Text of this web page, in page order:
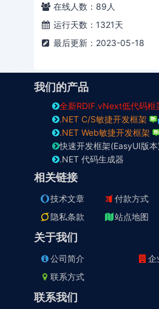
在线人数： 89 人
运行天数：1321天
最后更新：2023-05-18
我们的产品
全新RDIF.vNext低代码框
.NET C/S敏捷开发框架
.NET Web敏捷开发框架
快速开发框架(EasyUI版本
.NET 代码生成器
相关链接
技术文章 付款方式
隐私条款
站点地图
关于我们
公司简介
企
联系方式
联系我们